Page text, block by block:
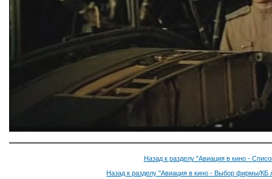
Назад к разделу "Авиация в кино -
Назад к разделу "Авиация в кино - Выбор фирмы/КБ